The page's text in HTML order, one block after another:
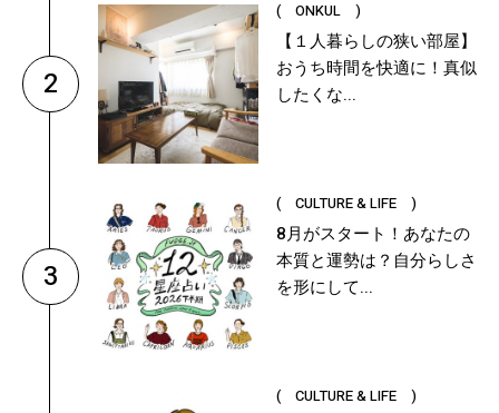
2
( ONKUL )
【１人暮らしの狭い部屋】
おうち時間を快適に！真似
したくな...
3
( CULTURE & LIFE )
8月がスタート！あなたの
本質と運勢は？自分らしさ
を形にして...
( CULTURE & LIFE )